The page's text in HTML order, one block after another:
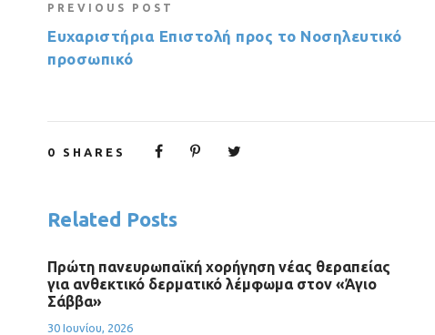
PREVIOUS POST
Ευχαριστήρια Επιστολή προς το Νοσηλευτικό
προσωπικό
0 SHARES
Related Posts
Πρώτη πανευρωπαϊκή χορήγηση νέας θεραπείας
για ανθεκτικό δερματικό λέμφωμα στον «Άγιο
Σάββα»
30 Ιουνίου, 2026